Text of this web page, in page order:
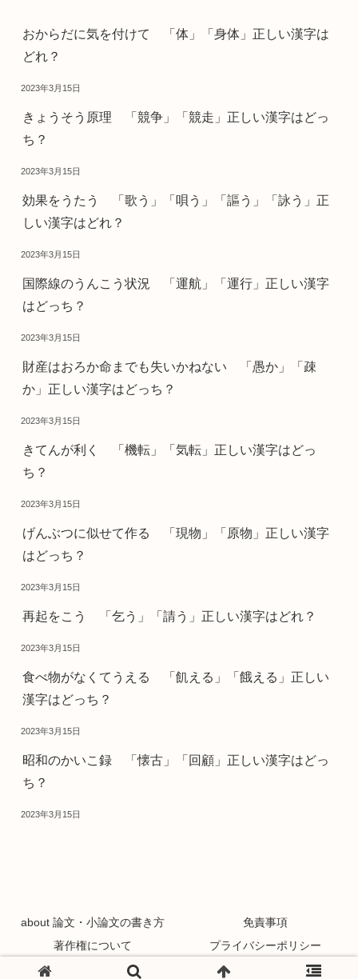
おからだに気を付けて 「体」「身体」正しい漢字は
どれ？
2023年3月15日
きょうそう原理 「競争」「競走」正しい漢字はどっ
ち？
2023年3月15日
効果をうたう 「歌う」「唄う」「謳う」「詠う」正
しい漢字はどれ？
2023年3月15日
国際線のうんこう状況 「運航」「運行」正しい漢字
はどっち？
2023年3月15日
財産はおろか命までも失いかねない 「愚か」「疎
か」正しい漢字はどっち？
2023年3月15日
きてんが利く 「機転」「気転」正しい漢字はどっ
ち？
2023年3月15日
げんぶつに似せて作る 「現物」「原物」正しい漢字
はどっち？
2023年3月15日
再起をこう 「乞う」「請う」正しい漢字はどれ？
2023年3月15日
食べ物がなくてうえる 「飢える」「餓える」正しい
漢字はどっち？
2023年3月15日
昭和のかいこ録 「懐古」「回顧」正しい漢字はどっ
ち？
2023年3月15日
about 論文・小論文の書き方
免責事項
著作権について
プライバシーポリシー
Copyright © 2021 論文・小論文の書き方 All Rights Reserved.